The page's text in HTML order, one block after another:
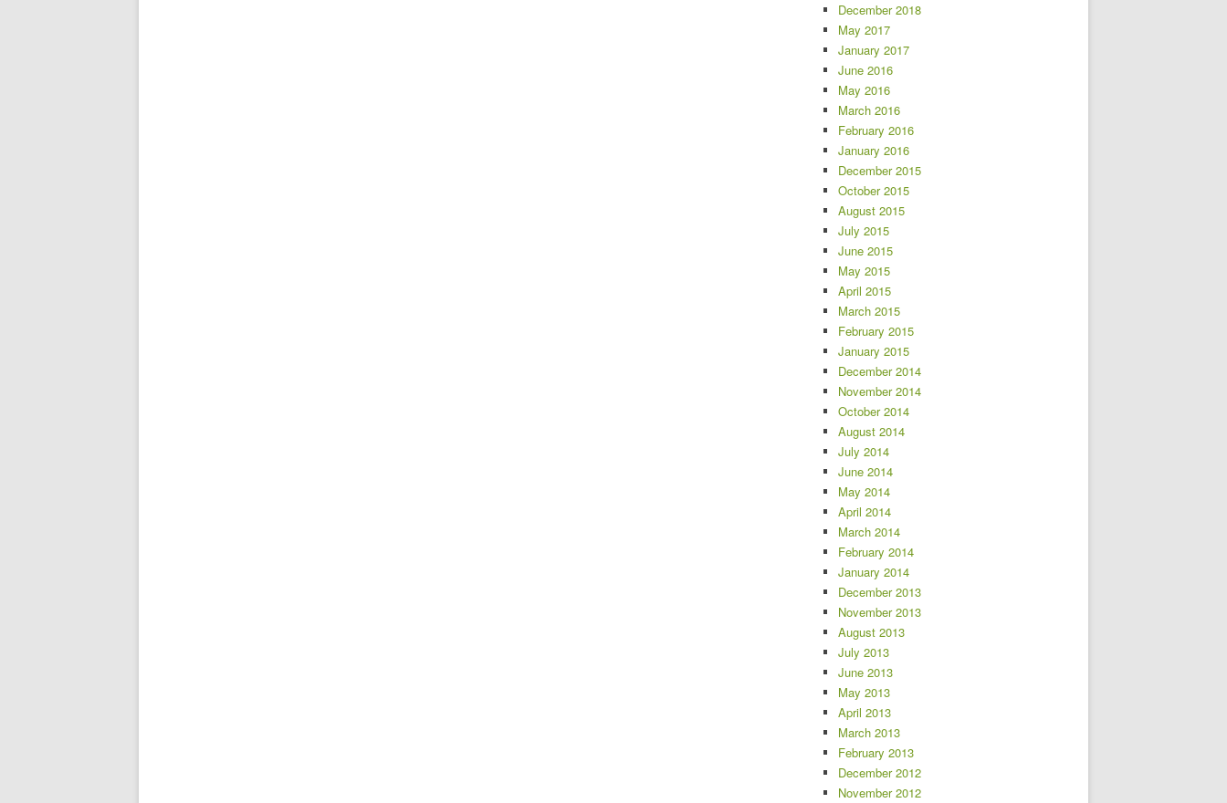
December 2018
May 2017
January 2017
June 2016
May 2016
March 2016
February 2016
January 2016
December 2015
October 2015
August 2015
July 2015
June 2015
May 2015
April 2015
March 2015
February 2015
January 2015
December 2014
November 2014
October 2014
August 2014
July 2014
June 2014
May 2014
April 2014
March 2014
February 2014
January 2014
December 2013
November 2013
August 2013
July 2013
June 2013
May 2013
April 2013
March 2013
February 2013
December 2012
November 2012